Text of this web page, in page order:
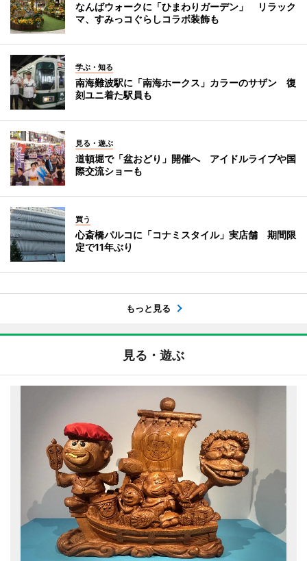
なんばウォークに「ひまわりガーデン」 リラック
マ、すみっコぐらしコラボ装飾も
学ぶ・知る
南海難波駅に「南海ホークス」カラーのサザン 復
刻ユニ着た駅員も
見る・遊ぶ
道頓堀で「盆おどり」開催へ アイドルライブや国
際交流ショーも
買う
心斎橋パルコに「コナミスタイル」実店舗 期間限
定で11年ぶり
もっと見る
見る・遊ぶ